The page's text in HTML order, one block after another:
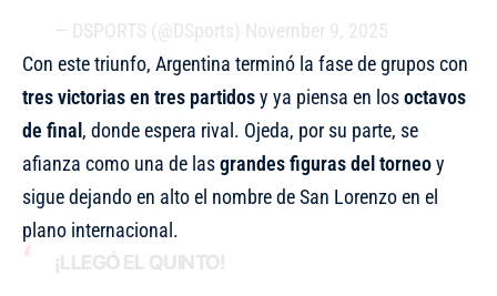
— DSPORTS (@DSports) November 9, 2025
Con este triunfo, Argentina terminó la fase de grupos con
tres victorias en tres partidosy ya piensa en losoctavos
de final , donde espera rival. Ojeda, por su parte, se
afianza como una de lasgrandes figuras del torneoy
sigue dejando en alto el nombre de San Lorenzo en el
plano internacional.
¡LLEGÓ EL QUINTO!